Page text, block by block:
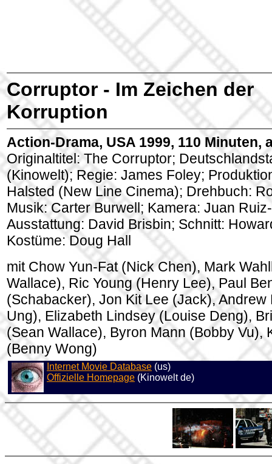
Corruptor - Im Zeichen der
Korruption
Action-Drama, USA 1999, 110 Minuten,
Originaltitel: The Corruptor;
(Kinowelt); Regie: James Foley;
Halsted (New Line Cinema); Drehbuch:
Musik: Carter Burwell; Kamera: Juan
Ausstattung: David Brisbin; Schnitt:
Kostüme: Doug Hall
mit Chow Yun-Fat (Nick Chen), Mark
Wallace), Ric Young (Henry Lee), Paul
(Schabacker), Jon Kit Lee (Jack), Andrew
Ung), Elizabeth Lindsey (Louise Deng),
(Sean Wallace), Byron Mann (Bobby Vu),
(Benny Wong)
Internet Movie Database (us)
Offizielle Homepage (Kinowelt de)